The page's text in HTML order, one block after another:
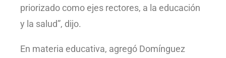
priorizado como ejes rectores, a la educación
y la salud”, dijo.
En materia educativa, agregó Domínguez